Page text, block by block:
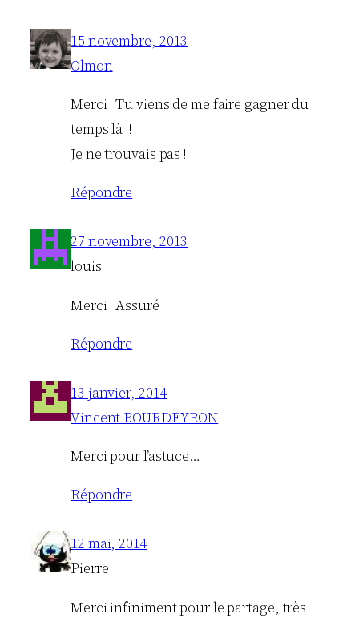
15 novembre, 2013
Olmon
Merci ! Tu viens de me faire gagner du
temps là !
Je ne trouvais pas !
Répondre
27 novembre, 2013
louis
Merci ! Assuré
Répondre
13 janvier, 2014
Vincent BOURDEYRON
Merci pour l’astuce…
Répondre
12 mai, 2014
Pierre
Merci infiniment pour le partage, très